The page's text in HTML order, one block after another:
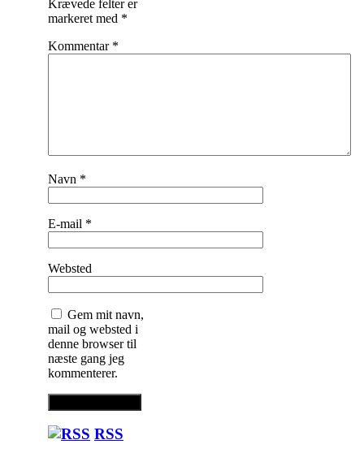
Krævede felter er
markeret med *
Kommentar *
Navn *
E-mail *
Websted
Gem mit navn,
mail og websted i
denne browser til
næste gang jeg
kommenterer.
RSS